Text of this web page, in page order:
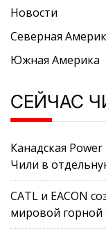
Новости
Северная
Южная Америка
СЕЙЧАС
Канадская
Чили в
CATL и EACON
мировой горной